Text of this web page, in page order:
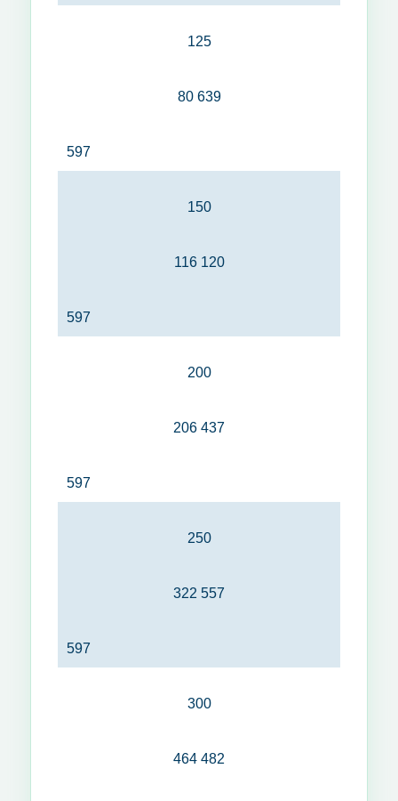
125
80 639
597
150
116 120
597
200
206 437
597
250
322 557
597
300
464 482